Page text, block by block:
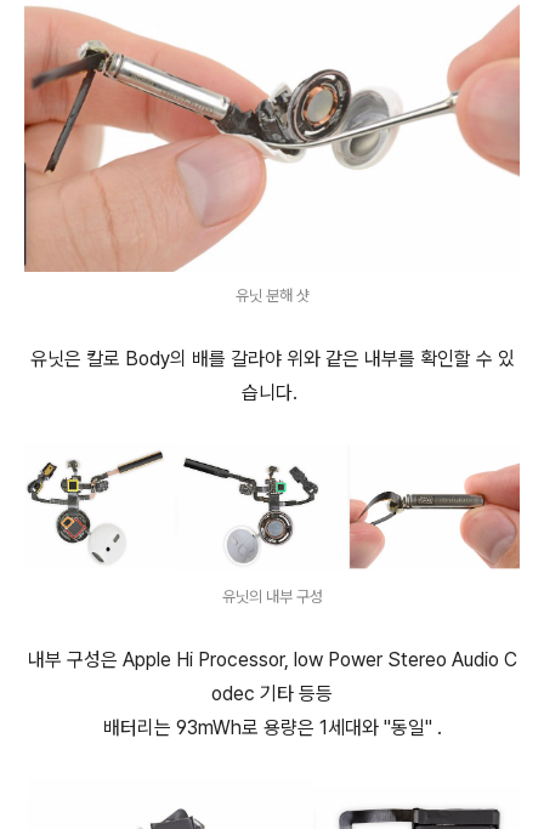
유닛 분해 샷
유닛은 칼로 Body의 배를 갈라야 위와 같은 내부를 확인할 수 있
습니다.
유닛의 내부 구성
내부 구성은 Apple Hi Processor, low Power Stereo Audio C
odec 기타 등등
배터리는 93mWh로 용량은 1세대와 "동일" .